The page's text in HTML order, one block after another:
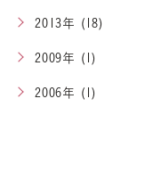
2013年 (18)
2009年 (1)
2006年 (1)